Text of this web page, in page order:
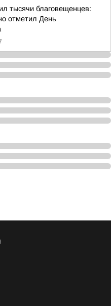
тысячи благовещенцев:
отметил День